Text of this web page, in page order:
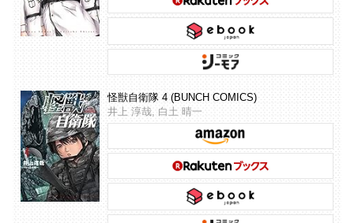
怪獣自衛隊 4 (BUNCH COMICS)
井上 淳哉, 白土 晴一